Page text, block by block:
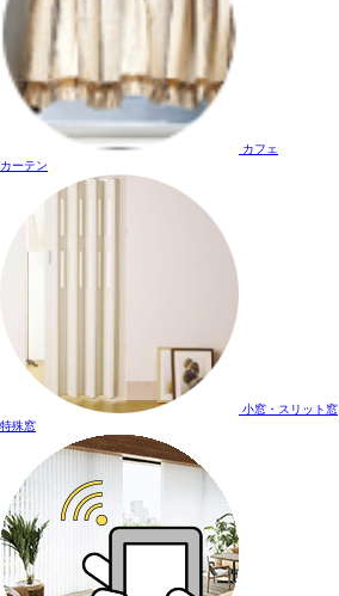
カフェ
カーテン
小窓・スリット窓
特殊窓